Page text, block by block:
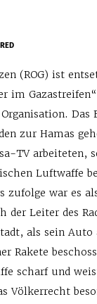
(ROG) ist
im
Das
zur Hamas
TV arbeiteten,
Luftwaffe
zufolge war es
der Leiter des
als sein Auto
Rakete
scharf und
Völkerrecht